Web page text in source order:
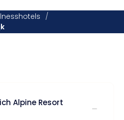
/
Alpine Resort